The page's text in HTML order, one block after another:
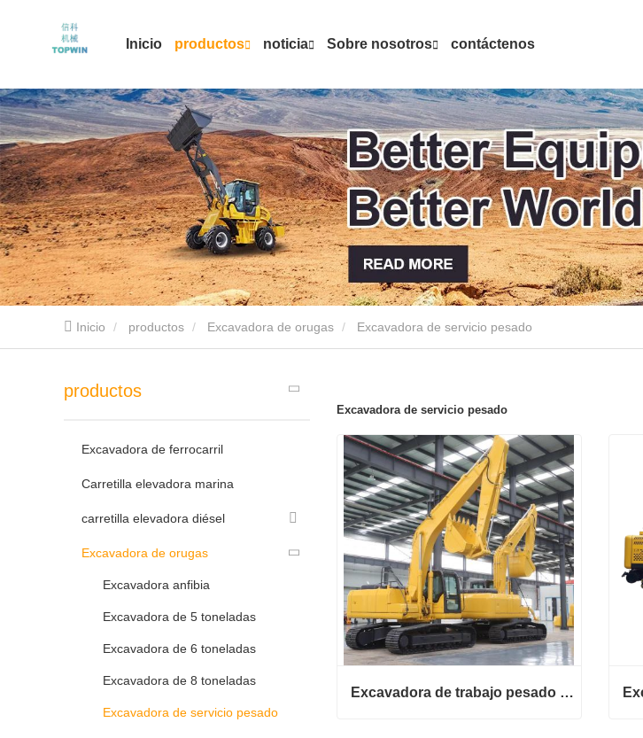
Inicio productos noticia Sobre nosotros contáctenos
Inicio productos Excavadora de orugas Excavadora de servicio pesado
productos
Excavadora de ferrocarril
Carretilla elevadora marina
carretilla elevadora diésel
Excavadora de orugas
Excavadora anfibia
Excavadora de 5 toneladas
Excavadora de 6 toneladas
Excavadora de 8 toneladas
Excavadora de servicio pesado
Excavadora de servicio pesado
Excavadora de trabajo pesado de construcción